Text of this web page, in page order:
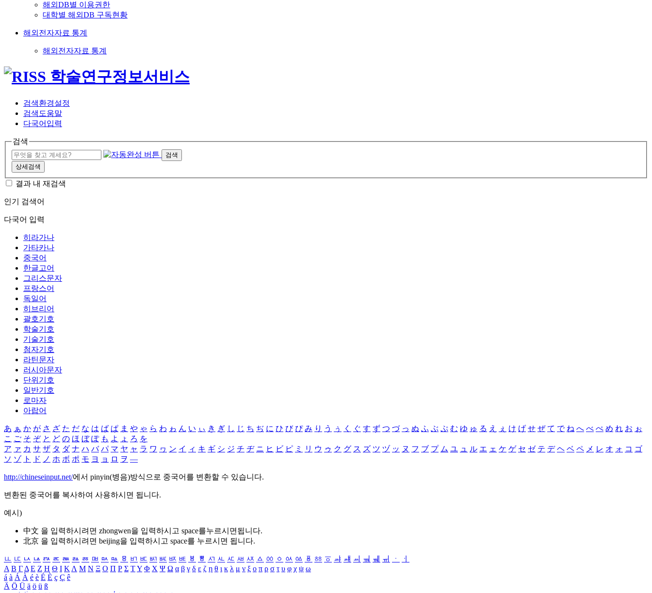
해외DB별 이용권한
대학별 해외DB 구독현황
해외전자자료 통계
해외전자자료 통계
검색환경설정
검색도움말
다국어입력
검색
검색
상세검색
결과 내 재검색
인기 검색어
다국어 입력
히라가나
가타카나
중국어
한글고어
그리스문자
프랑스어
독일어
히브리어
괄호기호
학술기호
기술기호
첨자기호
라틴문자
러시아문자
단위기호
일반기호
로마자
아랍어
あ ぁ か が さ ざ た だ な は ば ぱ ま や ゃ ら わ ゎ ん い ぃ き ぎ し じ ち ぢ に ひ び ぴ み り う ぅ く ぐ す ず つ づ っ ぬ ふ ぶ ぷ む ゆ ゅ る え ぇ け げ せ ぜ て で ね へ べ ぺ め れ お ぉ
こ ご そ ぞ と ど の ほ ぼ ぽ も よ ょ ろ を
ア ァ カ サ ザ タ ダ ナ ハ バ パ マ ヤ ャ ラ ワ ヮ ン イ ィ キ ギ シ ジ チ ヂ ニ ヒ ビ ピ ミ リ ウ ゥ ク グ ス ズ ツ ヅ ッ ヌ フ ブ プ ム ユ ュ ル エ ェ ケ ゲ セ ゼ テ デ ヘ ベ ペ メ レ オ ォ コ ゴ
ソ ゾ ト ド ノ ホ ボ ポ モ ヨ ョ ロ ヲ ―
http://chineseinput.net/에서 pinyin(병음)방식으로 중국어를 변환할 수 있습니다.
변환된 중국어를 복사하여 사용하시면 됩니다.
예시)
中文 을 입력하시려면 zhongwen을 입력하시고 space를누르시면됩니다.
北京 을 입력하시려면 beijing을 입력하시고 space를 누르시면 됩니다.
ㅥ ㅦ ㅧ ㅨ ㅩ ㅪ ㅫ ㅬ ㅭ ㅮ ㅯ ㅰ ㅱ ㅲ ㅳ ㅴ ㅵ ㅶ ㅷ ㅸ ㅹ ㅺ ㅻ ㅼ ㅽ ㅾ ㅿ ㆀ ㆁ ㆂ ㆃ ㆄ ㆅ ㆆ ㆇ ㆈ ㆉ ㆊ ㆋ ㆌ ㆍ
ㆎ
Α Β ΓΔ Ε Ζ Η Θ Ι ΚΛ Μ Ν Ξ Ο Π Ρ Σ ΤΥ Φ Χ Ψ Ω α β γ δ ε ζ η θ ι κ λ μ ν ξ ο π ρ σ τ υ φ χ ψ ω
á à Á À é è É È ç Ç ê
Ä Ö Ü ä ö ü ß